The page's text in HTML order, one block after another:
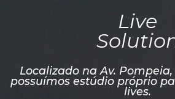
Live
Localizado na Av.
possuímos estúdio próprio
lives.